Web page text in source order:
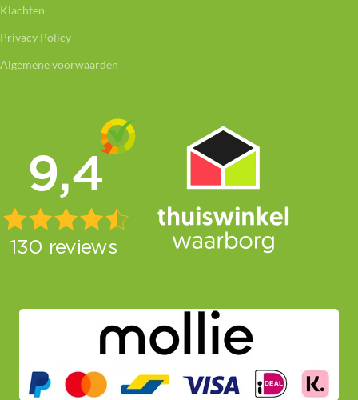
Klachten
Privacy Policy
Algemene voorwaarden